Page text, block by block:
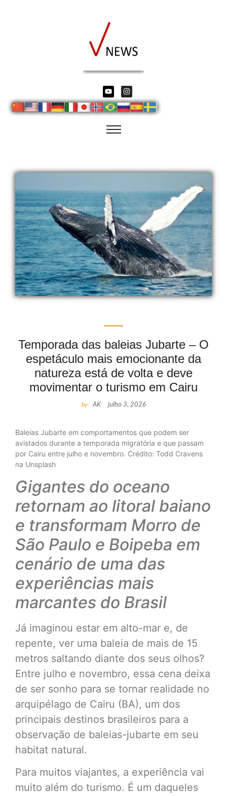
Temporada das baleias Jubarte – O
espetáculo mais emocionante da
natureza está de volta e deve
movimentar o turismo em Cairu
by AK- julho 3, 2026
Baleias Jubarte em comportamentos que podem ser
avistados durante a temporada migratória e que passam
por Cairu entre julho e novembro. Crédito: Todd Cravens
na Unsplash
Gigantes do oceano
retornam ao litoral baiano
e transformam Morro de
São Paulo e Boipeba em
cenário de uma das
experiências mais
marcantes do Brasil
Já imaginou estar em alto-mar e, de
repente, ver uma baleia de mais de 15
metros saltando diante dos seus olhos?
Entre julho e novembro, essa cena deixa
de ser sonho para se tornar realidade no
arquipélago de Cairu (BA), um dos
principais destinos brasileiros para a
observação de baleias-jubarte em seu
habitat natural.
Para muitos viajantes, a experiência vai
muito além do turismo. É um daqueles